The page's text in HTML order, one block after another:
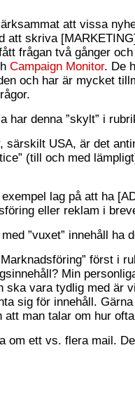
att vissa
att skriva
frågan två gånger
Campaign Monitor. De
och har är mycket
har denna ”skylt” i
särskilt USA, är det
(till och med
lag på att ha
eller reklam i
”vuxet” innehåll ha
först i
Min
ska vara tydlig med är
sig för innehåll.
att man talar om hur
om ett vs. flera mail.